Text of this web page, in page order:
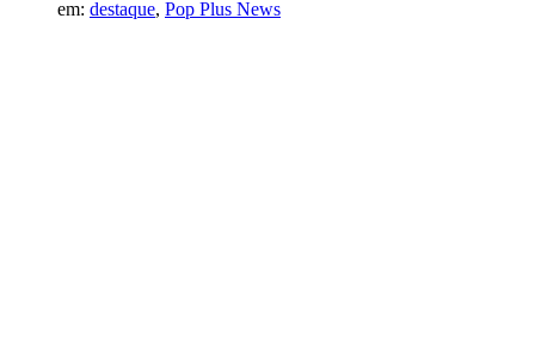
em: destaque, Pop Plus News